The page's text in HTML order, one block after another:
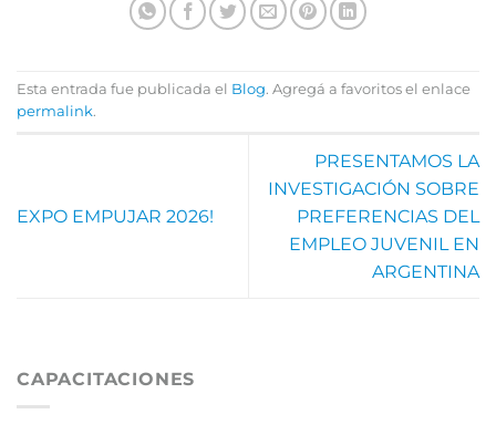
Esta entrada fue publicada el Blog. Agregá a favoritos el enlace
permalink.
EXPO EMPUJAR 2026!
PRESENTAMOS LA
INVESTIGACIÓN SOBRE
PREFERENCIAS DEL
EMPLEO JUVENIL EN
ARGENTINA
CAPACITACIONES